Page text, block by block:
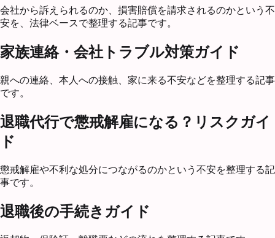
会社から訴えられるのか、損害賠償を請求されるのかという不
安を、法律ベースで整理する記事です。
家族連絡・会社トラブル対策ガイド
親への連絡、本人への接触、家に来る不安などを整理する記事
です。
退職代行で懲戒解雇になる？リスクガイ
ド
懲戒解雇や不利な処分につながるのかという不安を整理する記
事です。
退職後の手続きガイド